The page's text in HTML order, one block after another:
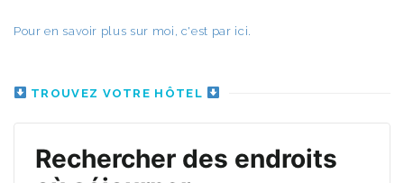
Pour en savoir plus sur moi, c'est par ici.
TROUVEZ VOTRE HÔTEL